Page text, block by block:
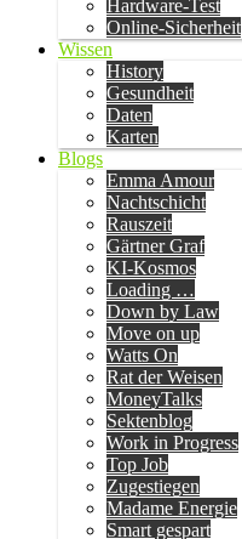
Hardware-Test
Online-Sicherheit
Wissen
History
Gesundheit
Daten
Karten
Blogs
Emma Amour
Nachtschicht
Rauszeit
Gärtner Graf
KI-Kosmos
Loading …
Down by Law
Move on up
Watts On
Rat der Weisen
MoneyTalks
Sektenblog
Work in Progress
Top Job
Zugestiegen
Madame Energie
Smart gespart